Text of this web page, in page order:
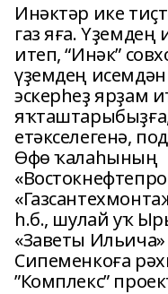
Инәктәр ике
газ яға.
итеп, “Инәк”
үҙемдең исемдән
эскерһеҙ ярҙам
етәкселегенә,
Өфө ҡалаһының
һ.б., шулай уҡ
«Заветы
Сипеменкоға
”Комплекс”